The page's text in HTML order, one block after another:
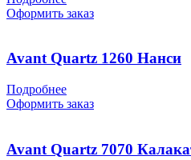
Оформить заказ
Avant Quartz 1260 Нанси
Подробнее
Оформить заказ
Avant Quartz 7070